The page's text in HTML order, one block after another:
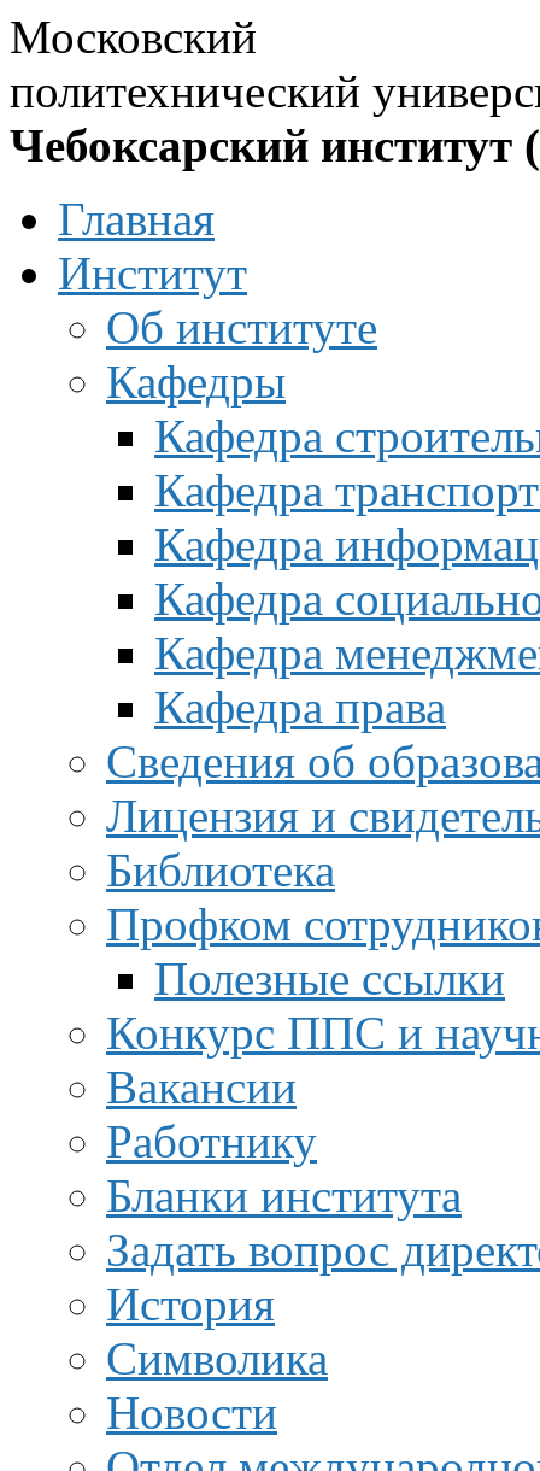
Московский
политехнический
Чебоксарский институт
Главная
Институт
Об институте
Кафедры
Кафедра
Кафедра
Кафедра
Кафедра
Кафедра
Кафедра права
Сведения об
Лицензия и
Библиотека
Профком
Полезные ссылки
Конкурс ППС и
Вакансии
Работнику
Бланки института
Задать вопрос
История
Символика
Новости